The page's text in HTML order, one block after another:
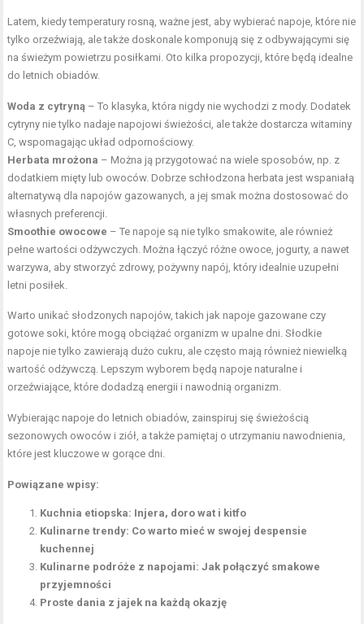
Latem, kiedy temperatury rosną, ważne jest, aby wybierać napoje, które nie
tylko orzeźwiają, ale także doskonale komponują się z odbywającymi się
na świeżym powietrzu posiłkami. Oto kilka propozycji, które będą idealne
do letnich obiadów.
Woda z cytryną – To klasyka, która nigdy nie wychodzi z mody. Dodatek
cytryny nie tylko nadaje napojowi świeżości, ale także dostarcza witaminy
C, wspomagając układ odpornościowy.
Herbata mrożona – Można ją przygotować na wiele sposobów, np. z
dodatkiem mięty lub owoców. Dobrze schłodzona herbata jest wspaniałą
alternatywą dla napojów gazowanych, a jej smak można dostosować do
własnych preferencji.
Smoothie owocowe – Te napoje są nie tylko smakowite, ale również
pełne wartości odżywczych. Można łączyć różne owoce, jogurty, a nawet
warzywa, aby stworzyć zdrowy, pożywny napój, który idealnie uzupełni
letni posiłek.
Warto unikać słodzonych napojów, takich jak napoje gazowane czy
gotowe soki, które mogą obciążać organizm w upalne dni. Słodkie
napoje nie tylko zawierają dużo cukru, ale często mają również niewielką
wartość odżywczą. Lepszym wyborem będą napoje naturalne i
orzeźwiające, które dodadzą energii i nawodnią organizm.
Wybierając napoje do letnich obiadów, zainspiruj się świeżością
sezonowych owoców i ziół, a także pamiętaj o utrzymaniu nawodnienia,
które jest kluczowe w gorące dni.
Powiązane wpisy:
Kuchnia etiopska: Injera, doro wat i kitfo
Kulinarne trendy: Co warto mieć w swojej despensie
kuchennej
Kulinarne podróże z napojami: Jak połączyć smakowe
przyjemności
Proste dania z jajek na każdą okazję